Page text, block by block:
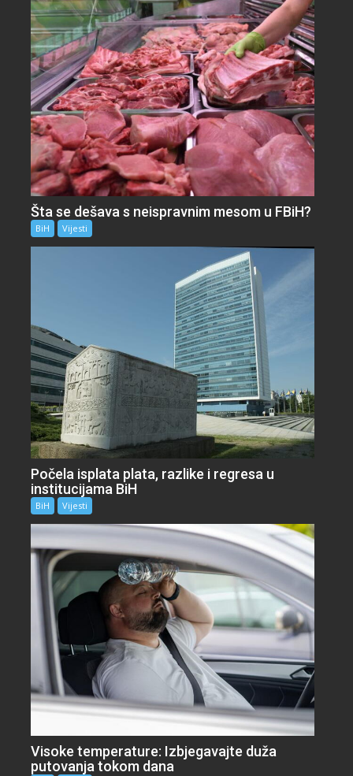
Šta se dešava s neispravnim mesom u FBiH?
BiH Vijesti
Počela isplata plata, razlike i regresa u
institucijama BiH
BiH Vijesti
Visoke temperature: Izbjegavajte duža
putovanja tokom dana